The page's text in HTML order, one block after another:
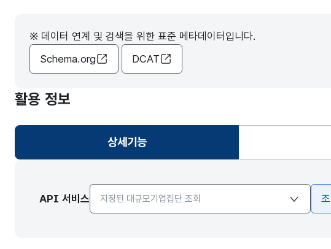
※ 데이터 연계 및 검색을 위한 표준 메타데이터입니다.
Schema.org
DCAT
활용 정보
상세기능
선택됨
API 서비스
API서비스 종류 선택